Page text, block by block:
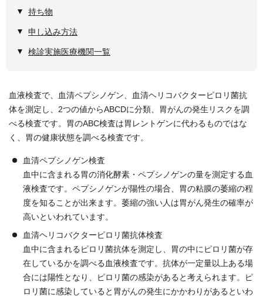
持ち物
申し込み方法
検診実施医療機関一覧
血液検査で、血清ペプシノゲン、血清ヘリコバクターピロリ菌抗
体を測定し、2つの値からABCDに分類、胃がんの発生リスクを調
べる検査です。胃のABC検査は胃レントゲンに代わるものではな
く、胃の健康状態を調べる検査です。
血清ペプシノゲン検査
血中に含まれる胃の消化酵素・ペプシノゲンの量を測定する血
液検査です。ペプシノゲンが陽性の場合、胃の粘膜の萎縮の程
度を知ることが出来ます。萎縮の強い人は胃がん発生の確率が
高いといわれています。
血清ヘリコバクターピロリ菌抗体検査
血中に含まれるピロリ菌抗体を測定し、胃の中にピロリ菌が存
在しているかを調べる血液検査です。抗体が一定量以上ある場
合には陽性となり、ピロリ菌の感染があると考えられます。ピ
ロリ菌に感染していると胃がんの発生にかかわりがあるといわ